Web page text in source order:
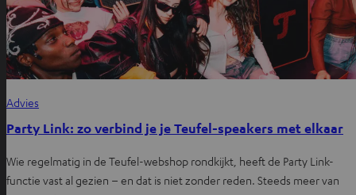
Advies
Party Link: zo verbind je je Teufel-speakers met elkaar
Wie regelmatig in de Teufel-webshop rondkijkt, heeft de Party Link-
functie vast al gezien – en dat is niet zonder reden. Steeds meer van